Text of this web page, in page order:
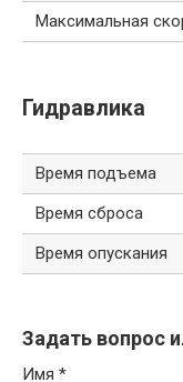
Максимальная
Гидравлика
Время подъема
Время сброса
Время опускания
Задать вопрос
Имя *